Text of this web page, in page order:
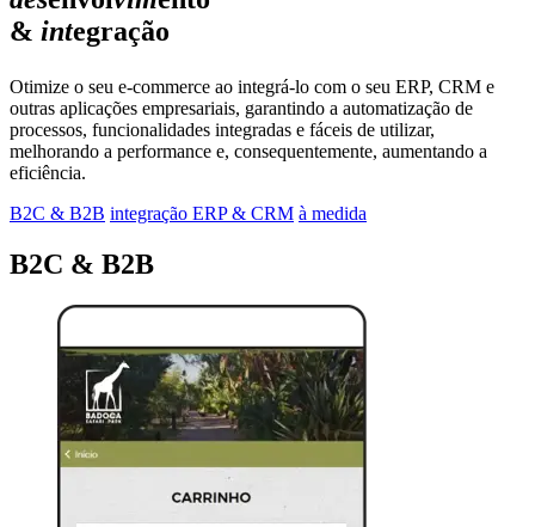
& integração
Otimize o seu e-commerce ao integrá-lo com o seu ERP, CRM e
outras aplicações empresariais, garantindo a automatização de
processos, funcionalidades integradas e fáceis de utilizar,
melhorando a performance e, consequentemente, aumentando a
eficiência.
B2C & B2B integração ERP & CRM à medida
B2C & B2B